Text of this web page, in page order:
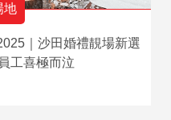
地
｜沙田婚禮靚場新選
工喜極而泣